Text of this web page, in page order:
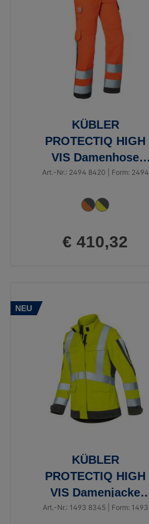
KÜBLER
PROTECTIQ HIGH
VIS Damenhose
ARC2 PSA 3
Art.-Nr.: 2494 8420 | Form: 2494
€ 410,32
NEU
KÜBLER
PROTECTIQ HIGH
VIS Damenjacke
ARC1 PSA 3
Art.-Nr.: 1493 8345 | Form: 1493